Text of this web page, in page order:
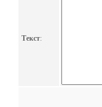
Текст: